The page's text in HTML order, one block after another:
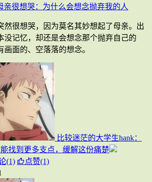
亲很想哭：为什么会想念抛弃我的人
然很想哭，因为莫名其妙想起了母亲。出
没记忆，却还是会想念那个抛弃自己的
画面的、空落落的想念。
比较迷茫的大学生hank：
找到更多支点，缓解这份痛楚
(1)
点赞(1)